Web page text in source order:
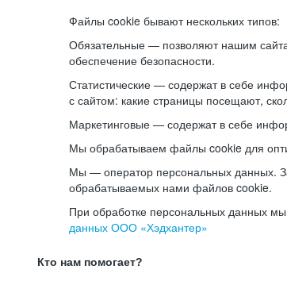
Файлы cookie бывают нескольких типов:
Обязательные — позволяют нашим
обеспечение безопасности.
Статистические — содержат в себе
с сайтом: какие страницы посещают,
Маркетинговые — содержат в себе
Мы обрабатываем файлы cookie для
Мы — оператор персональных данных.
обрабатываемых нами файлов cookie.
При обработке персональных данных
данных ООО «Хэдхантер»
Кто нам помогает?